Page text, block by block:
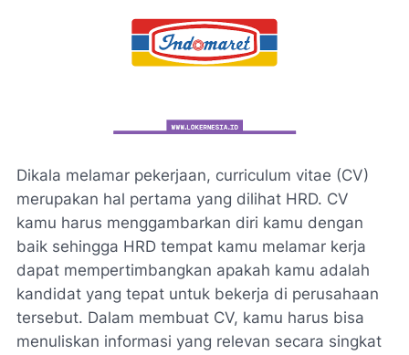
Dikala melamar pekerjaan, curriculum vitae (CV)
merupakan hal pertama yang dilihat HRD. CV
kamu harus menggambarkan diri kamu dengan
baik sehingga HRD tempat kamu melamar kerja
dapat mempertimbangkan apakah kamu adalah
kandidat yang tepat untuk bekerja di perusahaan
tersebut. Dalam membuat CV, kamu harus bisa
menuliskan informasi yang relevan secara singkat